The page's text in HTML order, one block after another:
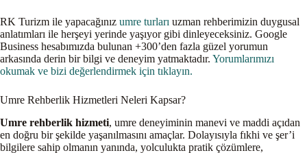
RK Turizm ile yapacağınız umre turları uzman rehberimizin duygusal
anlatımları ile herşeyi yerinde yaşıyor gibi dinleyeceksiniz. Google
Business hesabımızda bulunan +300’den fazla güzel yorumun
arkasında derin bir bilgi ve deneyim yatmaktadır. Yorumlarımızı
okumak ve bizi değerlendirmek için tıklayın.
Umre Rehberlik Hizmetleri Neleri Kapsar?
Umre rehberlik hizmeti, umre deneyiminin manevi ve maddi açıdan
en doğru bir şekilde yaşanılmasını amaçlar. Dolayısıyla fıkhi ve şer’i
bilgilere sahip olmanın yanında, yolculukta pratik çözümlere,